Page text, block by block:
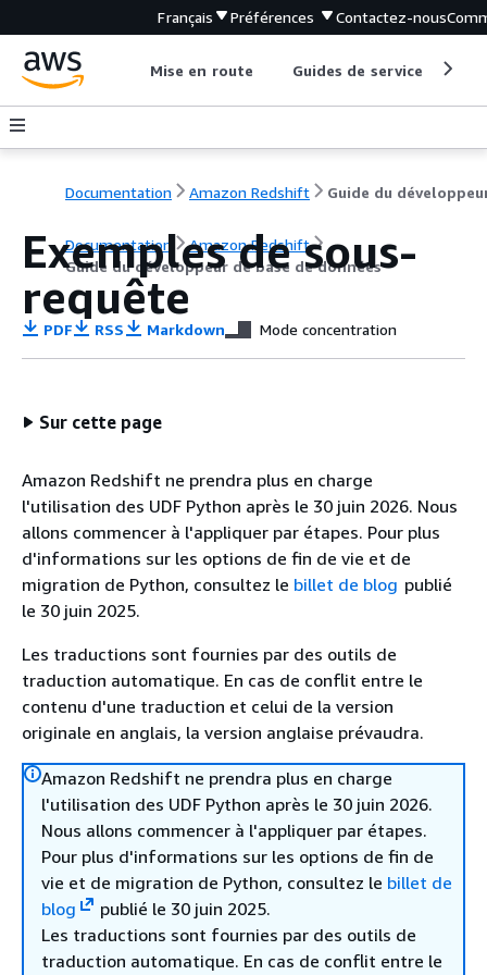
Français Préférences Contactez-nous
Mise en route Guides de service
Documentation Amazon Redshift
Documentation
Amazon Redshift
Guide du développeur de base de données
Exemples de sous-
requête
PDF RSS Markdown Mode concentration
Sur cette page
Amazon Redshift ne prendra plus en charge
l'utilisation des UDF Python après le 30 juin 2026. Nous
allons commencer à l'appliquer par étapes. Pour plus
d'informations sur les options de fin de vie et de
migration de Python, consultez le billet de blog publié
le 30 juin 2025.
Les traductions sont fournies par des outils de
traduction automatique. En cas de conflit entre le
contenu d'une traduction et celui de la version
originale en anglais, la version anglaise prévaudra.
Amazon Redshift ne prendra plus en charge
l'utilisation des UDF Python après le 30 juin 2026.
Nous allons commencer à l'appliquer par étapes.
Pour plus d'informations sur les options de fin de
vie et de migration de Python, consultez le billet de
blog
publié le 30 juin 2025.
Les traductions sont fournies par des outils de
traduction automatique. En cas de conflit entre le